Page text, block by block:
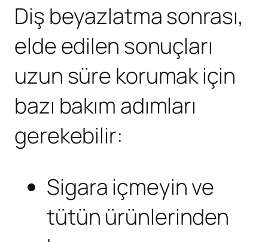
Diş beyazlatma sonrası,
elde edilen sonuçları
uzun süre korumak için
bazı bakım adımları
gerekebilir:
Sigara içmeyin ve
tütün ürünlerinden